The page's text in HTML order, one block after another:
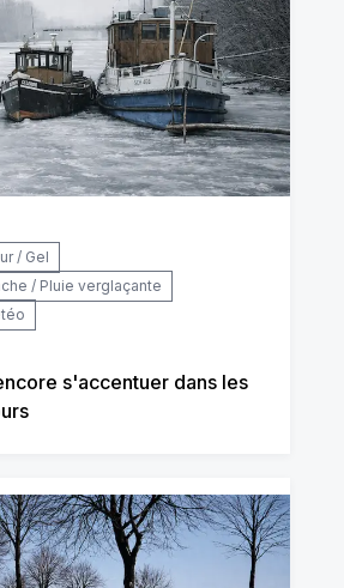
/ Gel
/ Pluie verglaçante
s'accentuer dans les